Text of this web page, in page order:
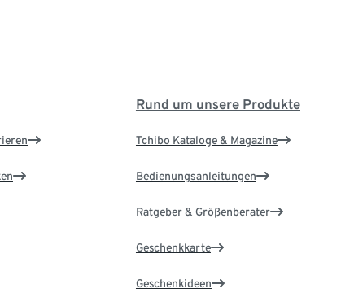
Rund um unsere Produkte
Tchibo Kataloge & Magazine
Bedienungsanleitungen
Ratgeber & Größenberater
Geschenkkarte
Geschenkideen